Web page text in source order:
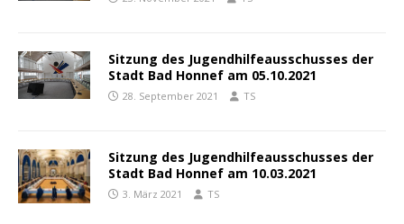
Sitzung des Jugendhilfeausschusses der
Stadt Bad Honnef am 05.10.2021
28. September 2021 TS
Sitzung des Jugendhilfeausschusses der
Stadt Bad Honnef am 10.03.2021
3. März 2021 TS